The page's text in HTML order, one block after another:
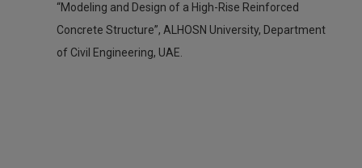
“Modeling and Design of a High-Rise Reinforced
Concrete Structure”, ALHOSN University, Department
of Civil Engineering, UAE.